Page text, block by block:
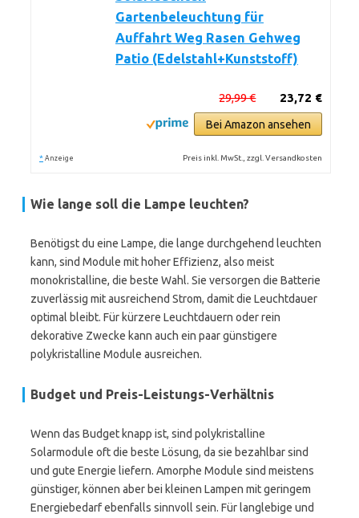
Gartenbeleuchtung für
Auffahrt Weg Rasen Gehweg
Patio (Edelstahl+Kunststoff)
23,72 €
29,99 €
Bei Amazon ansehen
* Anzeige Preis inkl. MwSt., zzgl. Versandkosten
Wie lange soll die Lampe leuchten?
Benötigst du eine Lampe, die lange durchgehend leuchten
kann, sind Module mit hoher Effizienz, also meist
monokristalline, die beste Wahl. Sie versorgen die Batterie
zuverlässig mit ausreichend Strom, damit die Leuchtdauer
optimal bleibt. Für kürzere Leuchtdauern oder rein
dekorative Zwecke kann auch ein paar günstigere
polykristalline Module ausreichen.
Budget und Preis-Leistungs-Verhältnis
Wenn das Budget knapp ist, sind polykristalline
Solarmodule oft die beste Lösung, da sie bezahlbar sind
und gute Energie liefern. Amorphe Module sind meistens
günstiger, können aber bei kleinen Lampen mit geringem
Energiebedarf ebenfalls sinnvoll sein. Für langlebige und